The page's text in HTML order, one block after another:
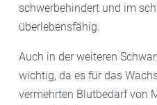
schwerbehindert und im
überlebensfähig.
Auch in der weiteren
wichtig, da es für das
vermehrten Blutbedarf von